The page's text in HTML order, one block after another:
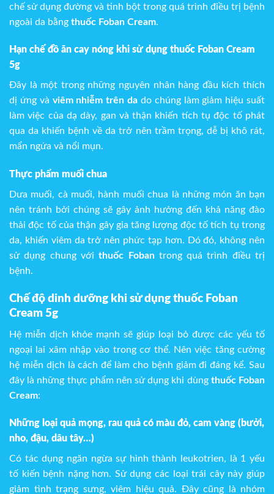
chế sử dụng đường và tinh bột trong quá trình điều trị bệnh
ngoài da bằng thuốc Foban Cream.
Hạn chế đồ ăn cay nóng khi sử dụng thuốc Foban Cream
5g
Đây là một trong những nguyên nhân hàng đầu kích thích
dị ứng và viêm nhiễm trên da do chúng làm giảm hiệu suất
làm việc của dạ dày, gan và thận khiến tích tụ độc tố phát
qua da khiến bệnh về da trở nên trầm trọng, dễ bị khô rát,
mẩn ngứa và nổi mụn.
Thực phẩm muối chua
Dưa muối, cà muối, hành muối chua là những món ăn bạn
nên tránh bởi chúng sẽ gây ảnh hưởng đến khả năng đào
thải độc tố của thận gây gia tăng lượng độc tố tích tụ trong
da, khiến viêm da trở nên phức tạp hơn. Dó đó, không nên
sử dụng chung vớithuốc Fobantrong quá trình điều trị
bệnh.
Chế độ dinh dưỡng khi sử dụng thuốc Foban
Cream 5g
Hệ miễn dịch khỏe mạnh sẽ giúp loại bỏ được các yếu tố
ngoại lai xâm nhập vào trong cơ thể. Nên việc tăng cường
hệ miễn dịch là cách để làm cho bệnh giảm đi đáng kể. Sau
đây là những thực phẩm nên sử dụng khi dùng thuốc Foban
Cream:
Những loại quả mọng, rau quả có màu đỏ, cam vàng (bưởi,
nho, đậu, dâu tây…)
Có tác dụng ngăn ngừa sự hình thành leukotrien, là 1 yếu
tố kiến bệnh nặng hơn. Sử dụng các loại trái cây này giúp
giảm tình trạng sưng, viêm hiệu quả. Đây cũng là nhóm